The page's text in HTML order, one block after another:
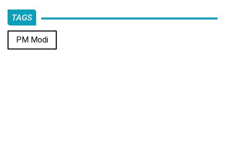
TAGS
PM Modi